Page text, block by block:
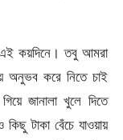
এই কয়দিনে। তবু আমরা
অনুভব করে নিতে চাই
জানালা খুলে দিতে
টাকা বেঁচে যাওয়ায়